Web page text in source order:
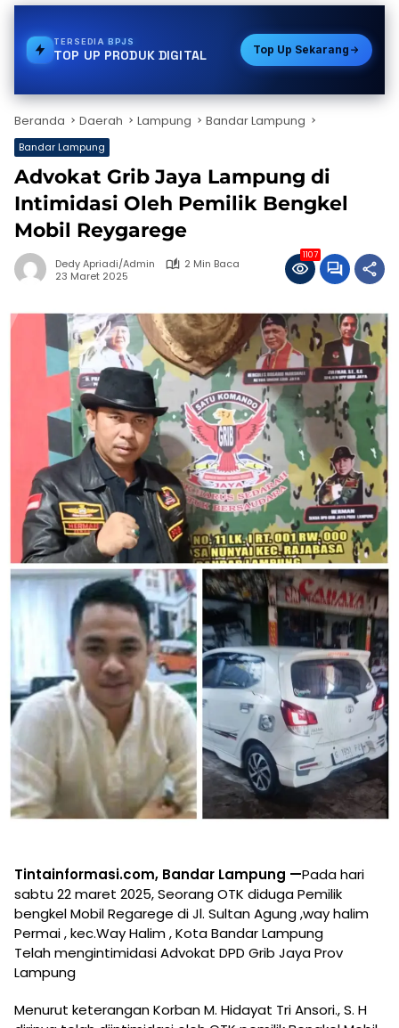
TERSEDIAVOUCHER GAME
TOP UP PRODUK DIGITAL Top Up Sekarang
Beranda Daerah Lampung Bandar Lampung
Bandar Lampung
Advokat Grib Jaya Lampung di
Intimidasi Oleh Pemilik Bengkel
Mobil Reygarege
Dedy Apriadi/Admin
2 Min Baca
23 Maret 2025
1107
Tintainformasi.com, Bandar Lampung —Pada hari
sabtu 22 maret 2025, Seorang OTK diduga Pemilik
bengkel Mobil Regarege di Jl. Sultan Agung ,way halim
Permai , kec.Way Halim , Kota Bandar Lampung
Telah mengintimidasi Advokat DPD Grib Jaya Prov
Lampung
Menurut keterangan Korban M. Hidayat Tri Ansori., S. H